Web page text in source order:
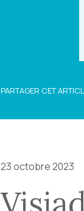
PARTAGER CET
23 octobre 2023